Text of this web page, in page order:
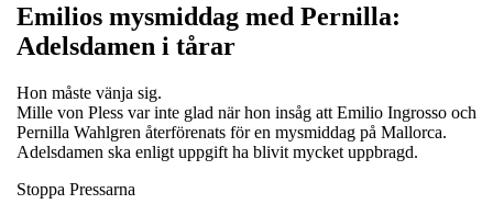
Emilios mysmiddag med Pernilla:
Adelsdamen i tårar
Hon måste vänja sig.
Mille von Pless var inte glad när hon insåg att Emilio Ingrosso och
Pernilla Wahlgren återförenats för en mysmiddag på Mallorca.
Adelsdamen ska enligt uppgift ha blivit mycket uppbragd.
Stoppa Pressarna